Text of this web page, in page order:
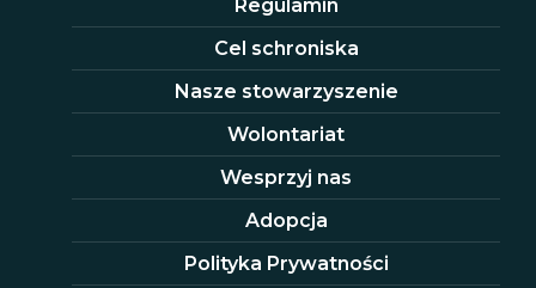
Regulamin
Cel schroniska
Nasze stowarzyszenie
Wolontariat
Wesprzyj nas
Adopcja
Polityka Prywatności